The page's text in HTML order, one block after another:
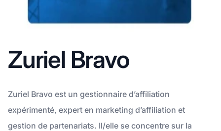
Zuriel Bravo
Zuriel Bravo est un gestionnaire d’affiliation
expérimenté, expert en marketing d’affiliation et
gestion de partenariats. Il/elle se concentre sur la